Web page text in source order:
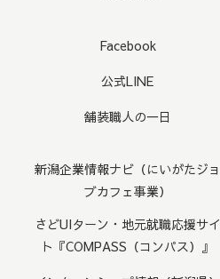
Facebook
公式LINE
舗装職人の一日
新潟企業情報ナビ（にいがたジョ
ブカフェ事業）
さどUIターン・地元就職応援サイ
ト『COMPASS（コンパス）』